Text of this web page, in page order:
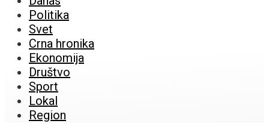
Politika
Svet
Crna hronika
Ekonomija
Društvo
Sport
Lokal
Region